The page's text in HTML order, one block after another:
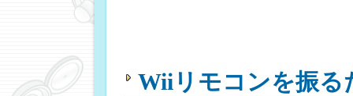
Wiiリモコンを振る